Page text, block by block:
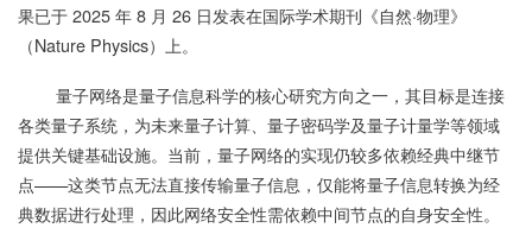
果已于 2025 年 8 月 26 日发表在国际学术期刊《自然·物理》
（Nature Physics）上。
量子网络是量子信息科学的核心研究方向之一，其目标是连接
各类量子系统，为未来量子计算、量子密码学及量子计量学等领域
提供关键基础设施。当前，量子网络的实现仍较多依赖经典中继节
点——这类节点无法直接传输量子信息，仅能将量子信息转换为经
典数据进行处理，因此网络安全性需依赖中间节点的自身安全性。